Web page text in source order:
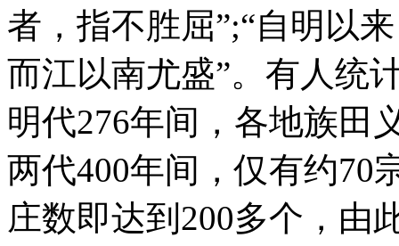
者，指不胜屈”;“自明以
而江以南尤盛”。有人统
明代276年间，各地族田
两代400年间，仅有约70
庄数即达到200多个，由